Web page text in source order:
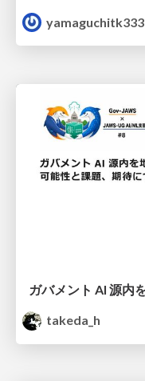
yamaguchitk333
takeda_h